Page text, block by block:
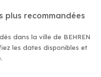
plus recommandées
dans la ville de BEHREN
les dates disponibles et